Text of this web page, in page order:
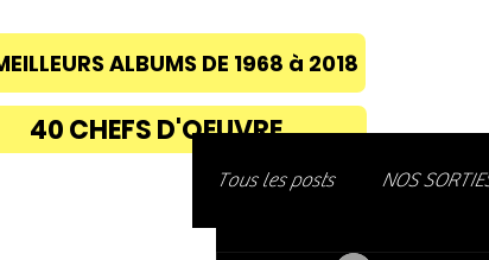
ALBUMS DE 1968 à 2018
40 CHEFS D'OEUVRE
Tous les posts NOS